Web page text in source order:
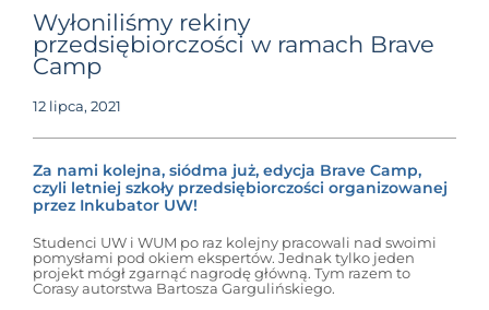
Wyłoniliśmy rekiny
przedsiębiorczości w ramach Brave
Camp
12 lipca, 2021
Za nami kolejna, siódma już, edycja Brave Camp,
czyli letniej szkoły przedsiębiorczości organizowanej
przez Inkubator UW!
Studenci UW i WUM po raz kolejny pracowali nad swoimi
pomysłami pod okiem ekspertów. Jednak tylko jeden
projekt mógł zgarnąć nagrodę główną. Tym razem to
Corasy autorstwa Bartosza Gargulińskiego.